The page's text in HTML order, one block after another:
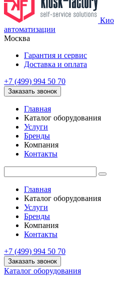
автоматизации
Москва
Гарантия и сервис
Доставка и оплата
+7 (499) 994 50 70
Заказать звонок
Главная
Каталог оборудования
Услуги
Бренды
Компания
Контакты
Главная
Каталог оборудования
Услуги
Бренды
Компания
Контакты
+7 (499) 994 50 70
Заказать звонок
Каталог оборудования